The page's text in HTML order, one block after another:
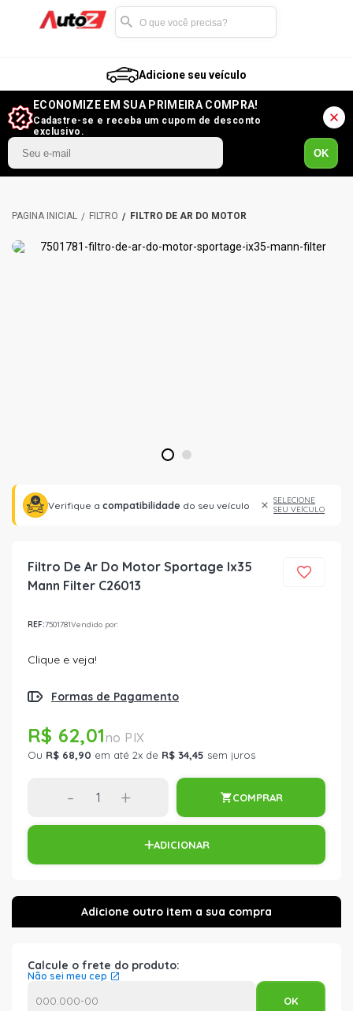
Adicione seu veículo
ECONOMIZE EM SUA PRIMEIRA COMPRA!
Cadastre-se e receba um cupom de desconto
exclusivo.
OK
FILTRO FILTRO DE AR DO MOTOR
1 2
Verifique a compatibilidade do seu veículo
SELECIONE
SEU VEÍCULO
Filtro De Ar Do Motor Sportage Ix35
Mann Filter C26013
REF:7501781Vendido por:
Clique e veja!
Formas de Pagamento
R$ 62,01
Ou R$ 68,90 em até 2x de R$ 34,45 sem juros
- + COMPRAR
ADICIONAR
Calcule o frete do produto:
Não sei meu cep